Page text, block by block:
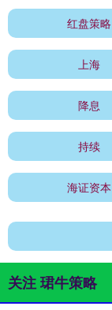
红盘策略
上海
降息
持续
海证资本
关注 珺牛策略